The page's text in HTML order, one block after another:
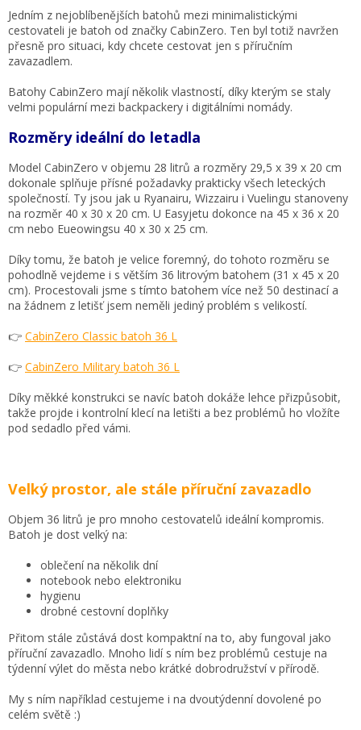
Jedním z nejoblíbenějších batohů mezi minimalistickými
cestovateli je batoh od značky CabinZero. Ten byl totiž navržen
přesně pro situaci, kdy chcete cestovat jen s příručním
zavazadlem.
Batohy CabinZero mají několik vlastností, díky kterým se staly
velmi populární mezi backpackery i digitálními nomády.
Rozměry ideální do letadla
Model CabinZero v objemu 28 litrů a rozměry 29,5 x 39 x 20 cm
dokonale splňuje přísné požadavky prakticky všech leteckých
společností. Ty jsou jak u Ryanairu, Wizzairu i Vuelingu stanoveny
na rozměr 40 x 30 x 20 cm. U Easyjetu dokonce na 45 x 36 x 20
cm nebo Eueowingsu 40 x 30 x 25 cm.
Díky tomu, že batoh je velice foremný, do tohoto rozměru se
pohodlně vejdeme i s větším 36 litrovým batohem (31 x 45 x 20
cm). Procestovali jsme s tímto batohem více než 50 destinací a
na žádnem z letišť jsem neměli jediný problém s velikostí.
👉 CabinZero Classic batoh 36 L
👉 CabinZero Military batoh 36 L
Díky měkké konstrukci se navíc batoh dokáže lehce přizpůsobit,
takže projde i kontrolní klecí na letišti a bez problémů ho vložíte
pod sedadlo před vámi.
Velký prostor, ale stále příruční zavazadlo
Objem 36 litrů je pro mnoho cestovatelů ideální kompromis.
Batoh je dost velký na:
oblečení na několik dní
notebook nebo elektroniku
hygienu
drobné cestovní doplňky
Přitom stále zůstává dost kompaktní na to, aby fungoval jako
příruční zavazadlo. Mnoho lidí s ním bez problémů cestuje na
týdenní výlet do města nebo krátké dobrodružství v přírodě.
My s ním například cestujeme i na dvoutýdenní dovolené po
celém světě :)